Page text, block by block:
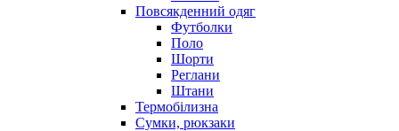
Повсякденний одяг
Футболки
Поло
Шорти
Реглани
Штани
Термобілизна
Сумки, рюкзаки